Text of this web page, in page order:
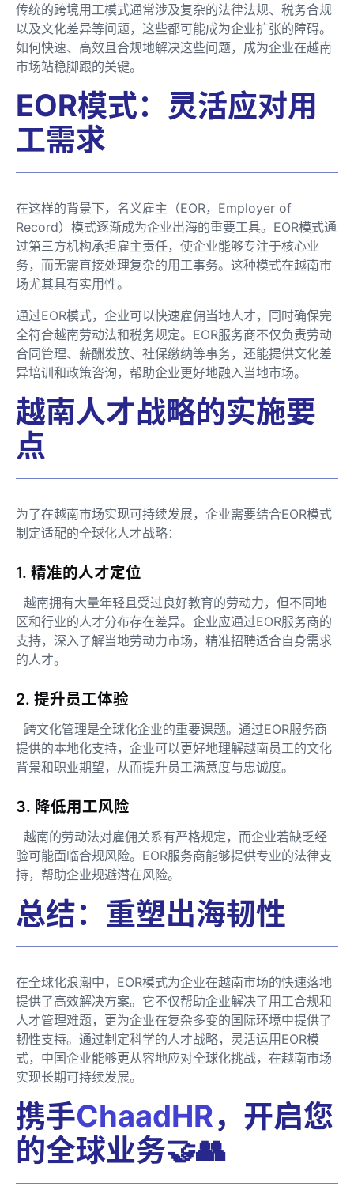
传统的跨境用工模式通常涉及复杂的法律法规、税务合规
以及文化差异等问题，这些都可能成为企业扩张的障碍。
如何快速、高效且合规地解决这些问题，成为企业在越南
市场站稳脚跟的关键。
EOR模式：灵活应对用
工需求
在这样的背景下，名义雇主（EOR，Employer of
Record）模式逐渐成为企业出海的重要工具。EOR模式通
过第三方机构承担雇主责任，使企业能够专注于核心业
务，而无需直接处理复杂的用工事务。这种模式在越南市
场尤其具有实用性。
通过EOR模式，企业可以快速雇佣当地人才，同时确保完
全符合越南劳动法和税务规定。EOR服务商不仅负责劳动
合同管理、薪酬发放、社保缴纳等事务，还能提供文化差
异培训和政策咨询，帮助企业更好地融入当地市场。
越南人才战略的实施要
点
为了在越南市场实现可持续发展，企业需要结合EOR模式
制定适配的全球化人才战略：
1. 精准的人才定位
越南拥有大量年轻且受过良好教育的劳动力，但不同地
区和行业的人才分布存在差异。企业应通过EOR服务商的
支持，深入了解当地劳动力市场，精准招聘适合自身需求
的人才。
2. 提升员工体验
跨文化管理是全球化企业的重要课题。通过EOR服务商
提供的本地化支持，企业可以更好地理解越南员工的文化
背景和职业期望，从而提升员工满意度与忠诚度。
3. 降低用工风险
越南的劳动法对雇佣关系有严格规定，而企业若缺乏经
验可能面临合规风险。EOR服务商能够提供专业的法律支
持，帮助企业规避潜在风险。
总结：重塑出海韧性
在全球化浪潮中，EOR模式为企业在越南市场的快速落地
提供了高效解决方案。它不仅帮助企业解决了用工合规和
人才管理难题，更为企业在复杂多变的国际环境中提供了
韧性支持。通过制定科学的人才战略，灵活运用EOR模
式，中国企业能够更从容地应对全球化挑战，在越南市场
实现长期可持续发展。
携手ChaadHR，开启您
的全球业务🤝👥